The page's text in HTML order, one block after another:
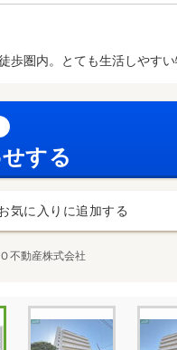
圏内。とても生活しやすい
する
気に入りに追加する
不動産株式会社